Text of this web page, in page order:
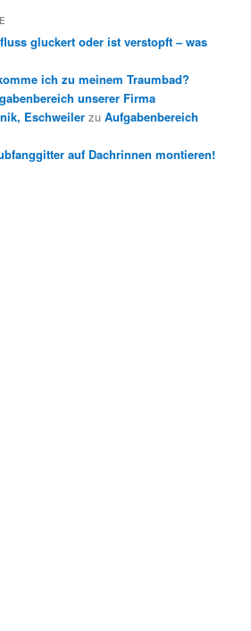
gluckert oder ist verstopft – was
ich zu meinem Traumbad?
unserer Firma
Eschweiler zuAufgabenbereich
auf Dachrinnen montieren!